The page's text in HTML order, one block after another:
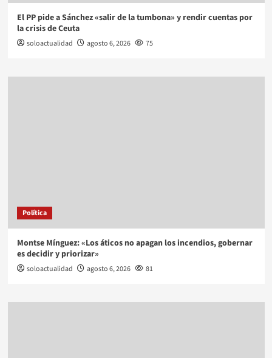
El PP pide a Sánchez «salir de la tumbona» y rendir cuentas por
la crisis de Ceuta
soloactualidad agosto 6, 2026 75
Política
Montse Mínguez: «Los áticos no apagan los incendios, gobernar
es decidir y priorizar»
soloactualidad agosto 6, 2026 81